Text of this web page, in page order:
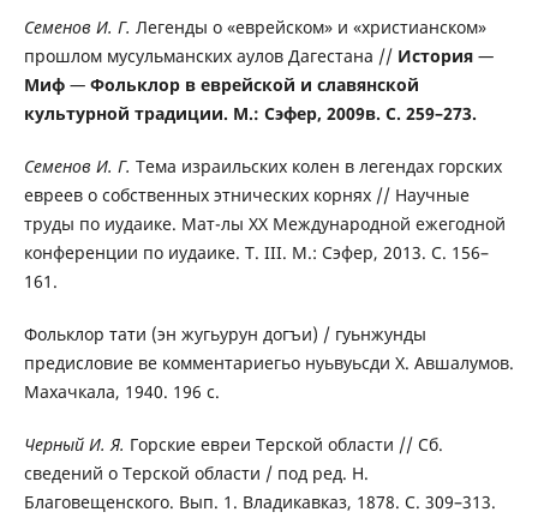
Семенов И. Г. Легенды о «еврейском» и «христианском»
прошлом мусульманских аулов Дагестана // История —
Миф —Фольклор в еврейской и славянской
культурной традиции. М.: Сэфер, 2009в. С. 259–273.
Семенов И. Г. Тема израильских колен в легендах горских
евреев о собственных этнических корнях // Научные
труды по иудаике. Мат-лы XX Международной ежегодной
конференции по иудаике. Т. III. М.: Сэфер, 2013. С. 156–
161.
Фольклор тати (эн жугьурун догъи) / гуьнжунды
предисловие ве комментариегьо нуьвуьсди Х. Авшалумов.
Махачкала, 1940. 196 с.
Черный И. Я. Горские евреи Терской области // Сб.
сведений о Терской области / под ред. Н.
Благовещенского. Вып. 1. Владикавказ, 1878. С. 309–313.